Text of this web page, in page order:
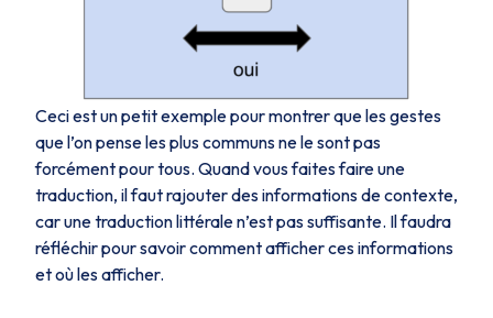
Ceci est un petit exemple pour montrer que les gestes
que l’on pense les plus communs ne le sont pas
forcément pour tous. Quand vous faites faire une
traduction, il faut rajouter des informations de contexte,
car une traduction littérale n’est pas suffisante. Il faudra
réfléchir pour savoir comment afficher ces informations
et où les afficher.